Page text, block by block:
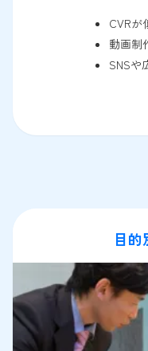
CVRが
動画制
SNSや
目